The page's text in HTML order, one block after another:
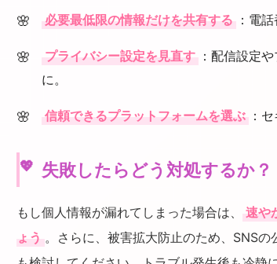
必要最低限の情報だけを共有する ：電
プライバシー設定を見直す ：配信設定
に。
信頼できるプラットフォームを選ぶ ：
失敗したらどう対処するか？
もし個人情報が漏れてしまった場合は、
速や
ょう 。さらに、被害拡大防止のため、SNS